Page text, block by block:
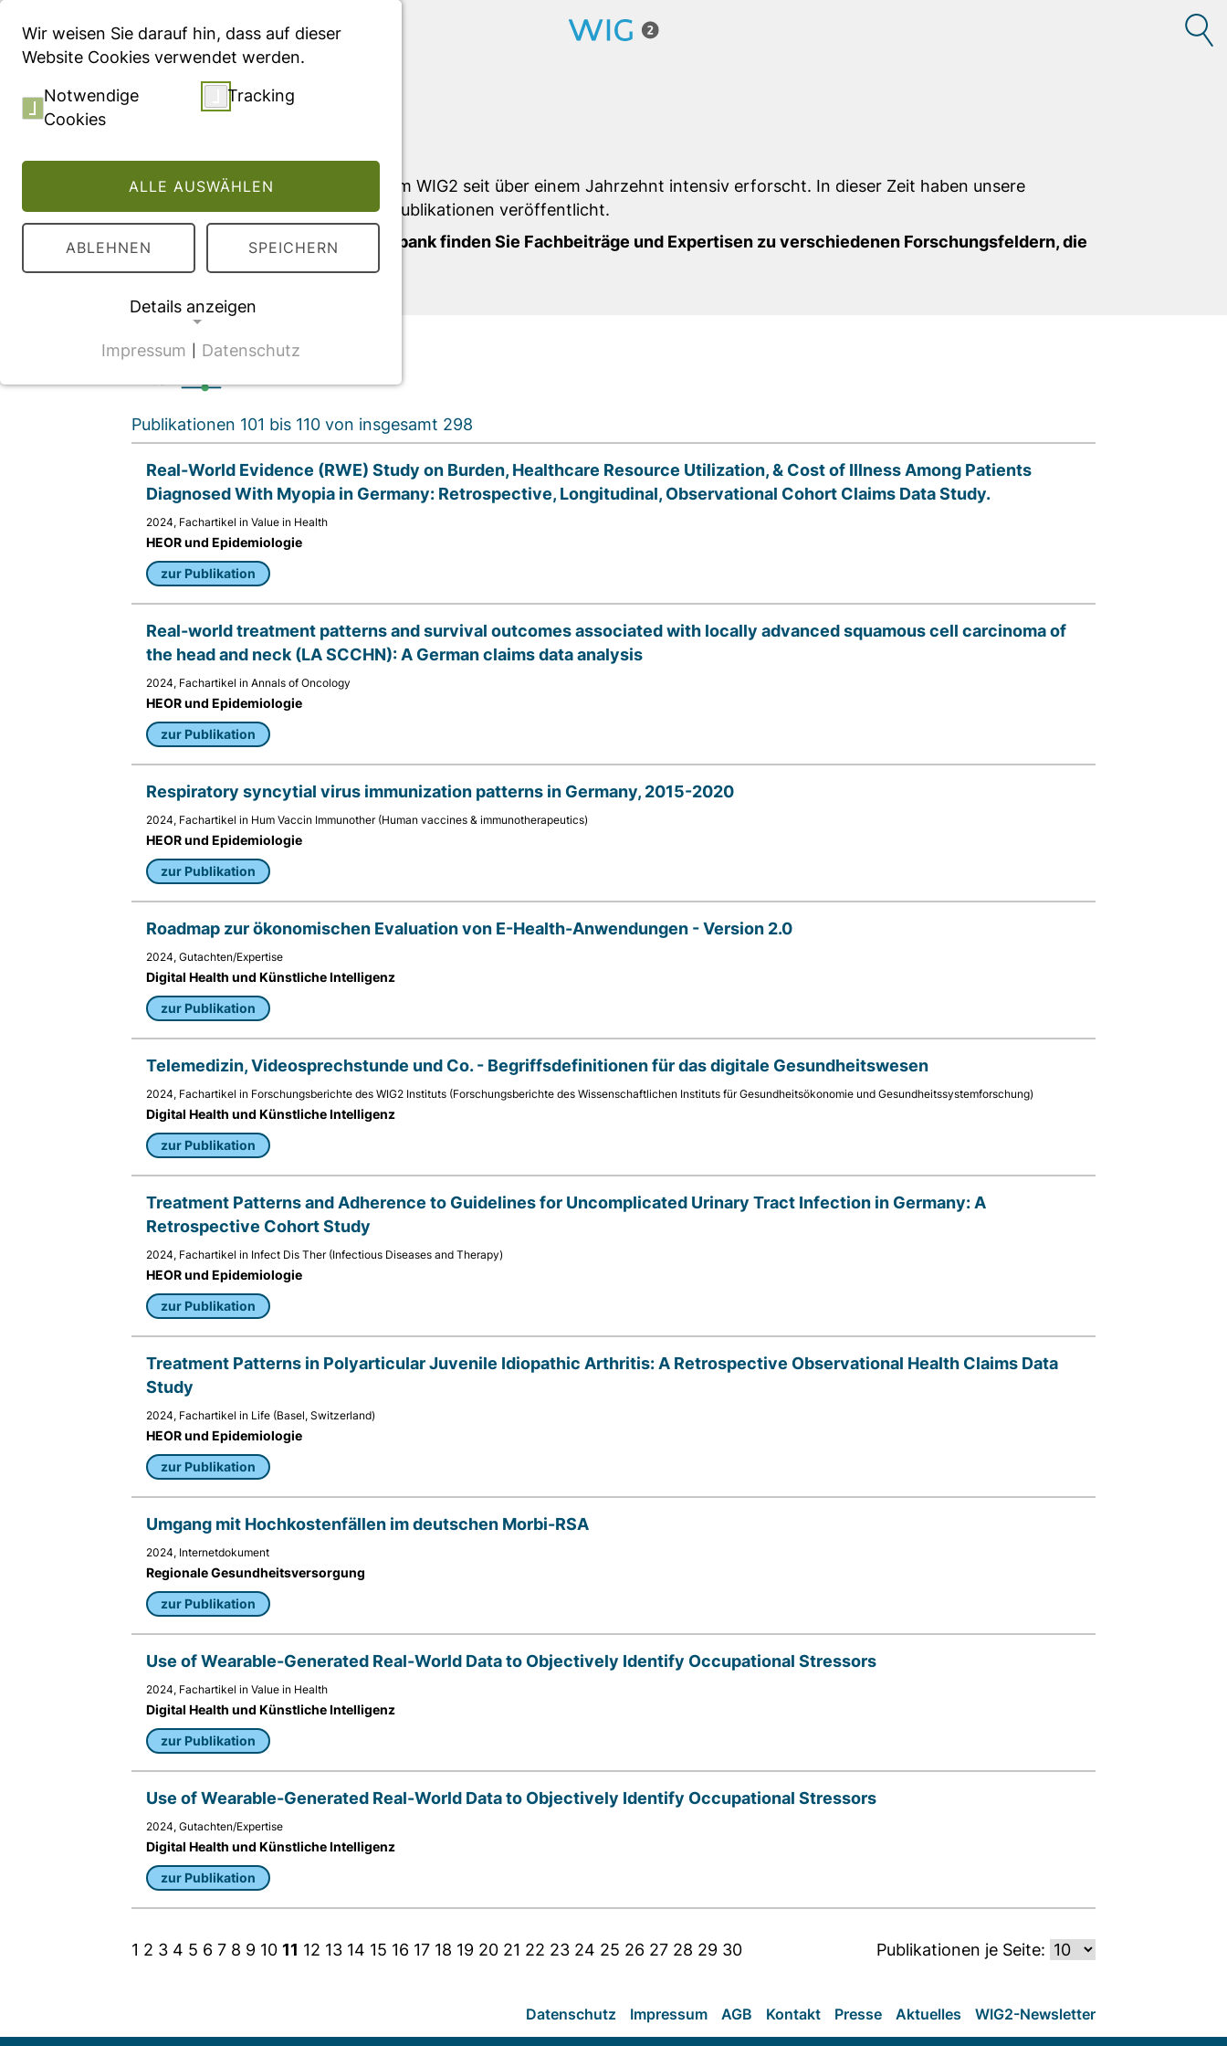
Menü
Publikationen
Die Gesundheitsversorgung wird am WIG2 seit über einem Jahrzehnt intensiv erforscht. In dieser Zeit haben unsere
Wissenschaftler:innen zahlreiche Publikationen veröffentlicht.
Über die WIG2-Publikationsdatenbank finden Sie Fachbeiträge und Expertisen zu verschiedenen Forschungsfeldern, die
unseren Track Record belegen.
Publikationen 101 bis 110 von insgesamt 298
Real-World Evidence (RWE) Study on Burden, Healthcare Resource Utilization, & Cost of Illness Among Patients
Diagnosed With Myopia in Germany: Retrospective, Longitudinal, Observational Cohort Claims Data Study.
2024, Fachartikel in Value in Health
HEOR und Epidemiologie
zur Publikation
Real-world treatment patterns and survival outcomes associated with locally advanced squamous cell carcinoma of
the head and neck (LA SCCHN): A German claims data analysis
2024, Fachartikel in Annals of Oncology
HEOR und Epidemiologie
zur Publikation
Respiratory syncytial virus immunization patterns in Germany, 2015-2020
2024, Fachartikel in Hum Vaccin Immunother (Human vaccines & immunotherapeutics)
HEOR und Epidemiologie
zur Publikation
Roadmap zur ökonomischen Evaluation von E-Health-Anwendungen - Version 2.0
2024, Gutachten/Expertise
Digital Health und Künstliche Intelligenz
zur Publikation
Telemedizin, Videosprechstunde und Co. - Begriffsdefinitionen für das digitale Gesundheitswesen
2024, Fachartikel in Forschungsberichte des WIG2 Instituts (Forschungsberichte des Wissenschaftlichen Instituts für Gesundheitsökonomie und Gesundheitssystemforschung)
Digital Health und Künstliche Intelligenz
zur Publikation
Treatment Patterns and Adherence to Guidelines for Uncomplicated Urinary Tract Infection in Germany: A
Retrospective Cohort Study
2024, Fachartikel in Infect Dis Ther (Infectious Diseases and Therapy)
HEOR und Epidemiologie
zur Publikation
Treatment Patterns in Polyarticular Juvenile Idiopathic Arthritis: A Retrospective Observational Health Claims Data
Study
2024, Fachartikel in Life (Basel, Switzerland)
HEOR und Epidemiologie
zur Publikation
Umgang mit Hochkostenfällen im deutschen Morbi-RSA
2024, Internetdokument
Regionale Gesundheitsversorgung
zur Publikation
Use of Wearable-Generated Real-World Data to Objectively Identify Occupational Stressors
2024, Fachartikel in Value in Health
Digital Health und Künstliche Intelligenz
zur Publikation
Use of Wearable-Generated Real-World Data to Objectively Identify Occupational Stressors
2024, Gutachten/Expertise
Digital Health und Künstliche Intelligenz
zur Publikation
1 2 3 4 5 6 7 8 9 10 11 12 13 14 15 16 17 18 19 20 21 22 23 24 25 26 27 28 29 30 Publikationen je Seite:
Datenschutz Impressum AGB Kontakt Presse Aktuelles WIG2-Newsletter
Wir weisen Sie darauf hin, dass auf dieser
Website Cookies verwendet werden.
Notwendige
Cookies
Tracking
ALLE AUSWÄHLEN
ABLEHNEN SPEICHERN
Details anzeigen
NOTWENDIGE COOKIES
Frontend Benutzer
Identifizierung
Wir werten das Nutzerverhalten mit
Matomo SessionID
MATOMO_SESSID
Benutzer Tracking
Matomo Sprache
matomo_lang
Sprache des Benutzers
Impressum Datenschutz